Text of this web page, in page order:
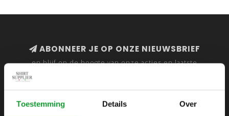
Toestemming Details Over
ABONNEER JE OP ONZE NIEUWSBRIEF
en blijf op de hoogte van onze acties en laatste